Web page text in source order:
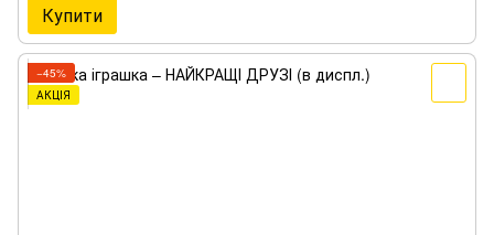
Купити
−45%
АКЦІЯ